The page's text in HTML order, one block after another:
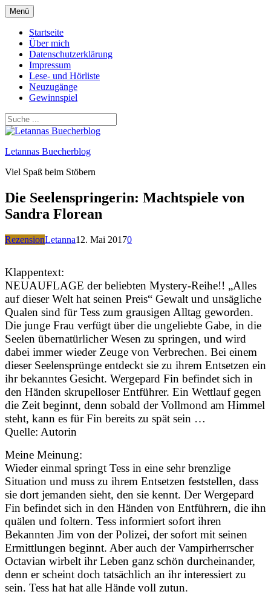
Zum
Inhalt
springen
Menü
Startseite
Über mich
Datenschutzerklärung
Impressum
Lese- und Hörliste
Neuzugänge
Gewinnspiel
Letannas Buecherblog
Viel Spaß beim Stöbern
Die Seelenspringerin: Machtspiele von
Sandra Florean
RezensionLetanna12. Mai 20170
Klappentext:
NEUAUFLAGE der beliebten Mystery-Reihe!! „Alles
auf dieser Welt hat seinen Preis“ Gewalt und unsägliche
Qualen sind für Tess zum grausigen Alltag geworden.
Die junge Frau verfügt über die ungeliebte Gabe, in die
Seelen übernatürlicher Wesen zu springen, und wird
dabei immer wieder Zeuge von Verbrechen. Bei einem
dieser Seelensprünge entdeckt sie zu ihrem Entsetzen ein
ihr bekanntes Gesicht. Wergepard Fin befindet sich in
den Händen skrupelloser Entführer. Ein Wettlauf gegen
die Zeit beginnt, denn sobald der Vollmond am Himmel
steht, kann es für Fin bereits zu spät sein …
Quelle: Autorin
Meine Meinung:
Wieder einmal springt Tess in eine sehr brenzlige
Situation und muss zu ihrem Entsetzen feststellen, dass
sie dort jemanden sieht, den sie kennt. Der Wergepard
Fin befindet sich in den Händen von Entführern, die ihn
quälen und foltern. Tess informiert sofort ihren
Bekannten Jim von der Polizei, der sofort mit seinen
Ermittlungen beginnt. Aber auch der Vampirherrscher
Octavian wirbelt ihr Leben ganz schön durcheinander,
denn er scheint doch tatsächlich an ihr interessiert zu
sein. Tess hat hat alle Hände voll zutun.